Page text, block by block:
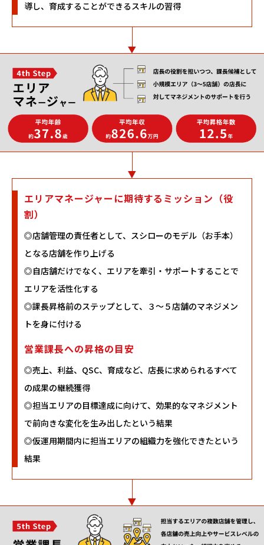
導し、育成することができるスキルの習得
エリアマネージャーに期待するミッション（役
割）
◎店舗管理の責任者として、スシローのモデル（お手本）
となる店舗を作り上げる
◎自店舗だけでなく、エリアを牽引・サポートすることで
エリアを活性化する
◎課長昇格前のステップとして、３～５店舗のマネジメン
トを身に付ける
営業課長への昇格の目安
◎売上、利益、QSC、育成など、店長に求められるすべて
の成果の継続獲得
◎担当エリアの目標達成に向けて、効果的なマネジメント
で前向きな変化を生み出したという結果
◎仮運用期間内に担当エリアの組織力を強化できたという
結果